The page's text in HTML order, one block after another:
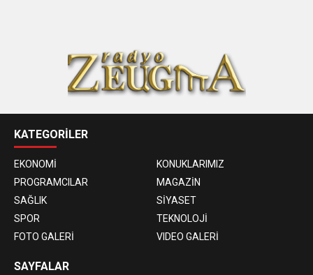
KATEGORİLER
EKONOMİ
KONUKLARIMIZ
PROGRAMCILAR
MAGAZİN
SAĞLIK
SİYASET
SPOR
TEKNOLOJİ
FOTO GALERİ
VIDEO GALERİ
SAYFALAR